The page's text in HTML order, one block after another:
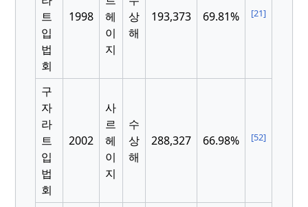
트
입
법
회
1998
헤
이
지
상
해
193,373 69.81% [21]
구
자
라
트
입
법
회
2002
사
르
헤
이
지
수
상
해
288,327 66.98% [52]